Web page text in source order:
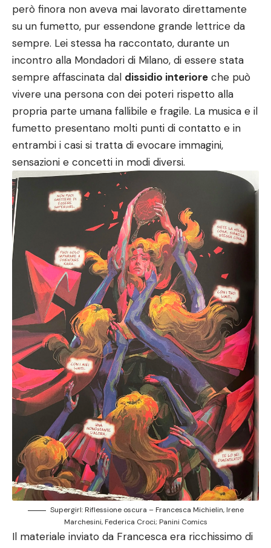
però finora non aveva mai lavorato direttamente
su un fumetto, pur essendone grande lettrice da
sempre. Lei stessa ha raccontato, durante un
incontro alla Mondadori di Milano, di essere stata
sempre affascinata dal dissidio interiore che può
vivere una persona con dei poteri rispetto alla
propria parte umana fallibile e fragile. La musica e il
fumetto presentano molti punti di contatto e in
entrambi i casi si tratta di evocare immagini,
sensazioni e concetti in modi diversi.
Supergirl: Riflessione oscura – Francesca Michielin, Irene
Marchesini, Federica Croci; Panini Comics
Il materiale inviato da Francesca era ricchissimo di